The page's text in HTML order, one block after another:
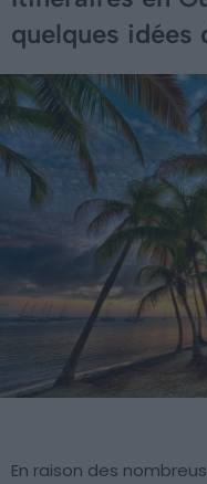
quelques
En raison des